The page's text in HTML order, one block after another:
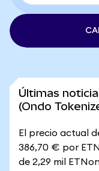
Últimas
(Ondo
El precio actual
386,70 € por
de 2,29 mil